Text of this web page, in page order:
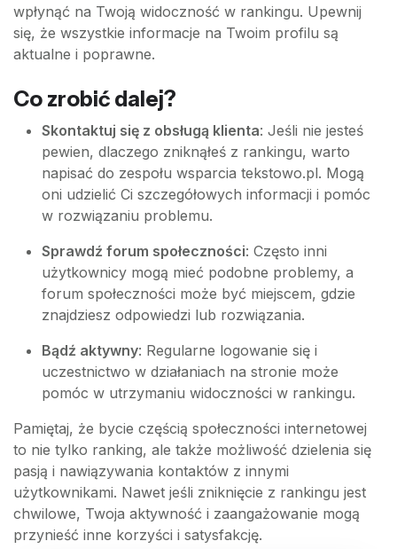
wpłynąć na Twoją widoczność w rankingu. Upewnij
się, że wszystkie informacje na Twoim profilu są
aktualne i poprawne.
Co zrobić dalej?
Skontaktuj się z obsługą klienta: Jeśli nie jesteś
pewien, dlaczego zniknąłeś z rankingu, warto
napisać do zespołu wsparcia tekstowo.pl. Mogą
oni udzielić Ci szczegółowych informacji i pomóc
w rozwiązaniu problemu.
Sprawdź forum społeczności: Często inni
użytkownicy mogą mieć podobne problemy, a
forum społeczności może być miejscem, gdzie
znajdziesz odpowiedzi lub rozwiązania.
Bądź aktywny: Regularne logowanie się i
uczestnictwo w działaniach na stronie może
pomóc w utrzymaniu widoczności w rankingu.
Pamiętaj, że bycie częścią społeczności internetowej
to nie tylko ranking, ale także możliwość dzielenia się
pasją i nawiązywania kontaktów z innymi
użytkownikami. Nawet jeśli zniknięcie z rankingu jest
chwilowe, Twoja aktywność i zaangażowanie mogą
przynieść inne korzyści i satysfakcję.